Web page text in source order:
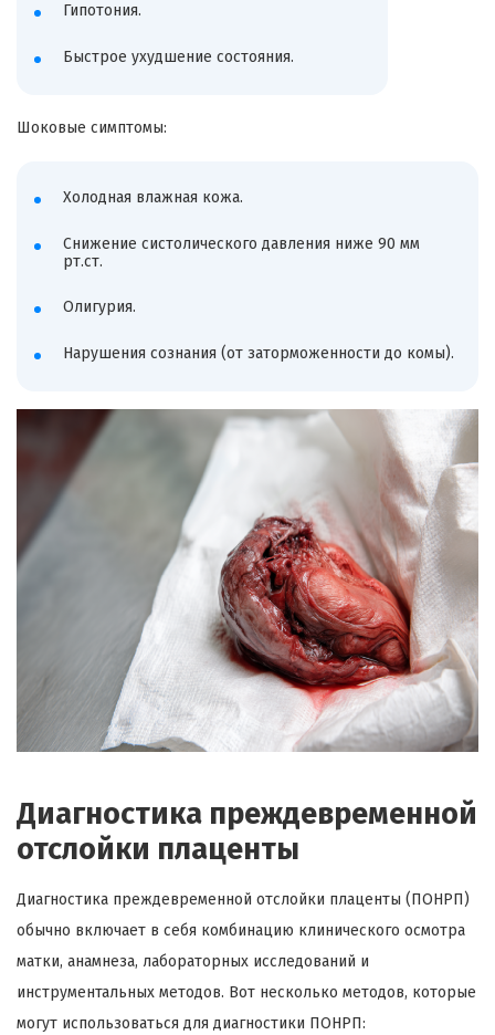
Гипотония.
Быстрое ухудшение состояния.
Шоковые симптомы:
Холодная влажная кожа.
Снижение систолического давления ниже 90 мм
рт.ст.
Олигурия.
Нарушения сознания (от заторможенности до комы).
Диагностика преждевременной
отслойки плаценты
Диагностика преждевременной отслойки плаценты (ПОНРП)
обычно включает в себя комбинацию клинического осмотра
матки, анамнеза, лабораторных исследований и
инструментальных методов. Вот несколько методов, которые
могут использоваться для диагностики ПОНРП: